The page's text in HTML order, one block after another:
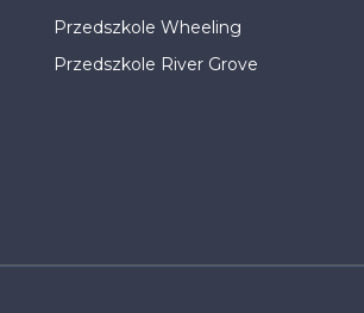
Przedszkole Wheeling
Przedszkole River Grove